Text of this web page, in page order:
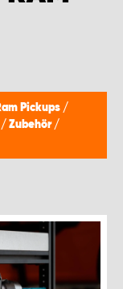
Pickups /
/ Zubehör /